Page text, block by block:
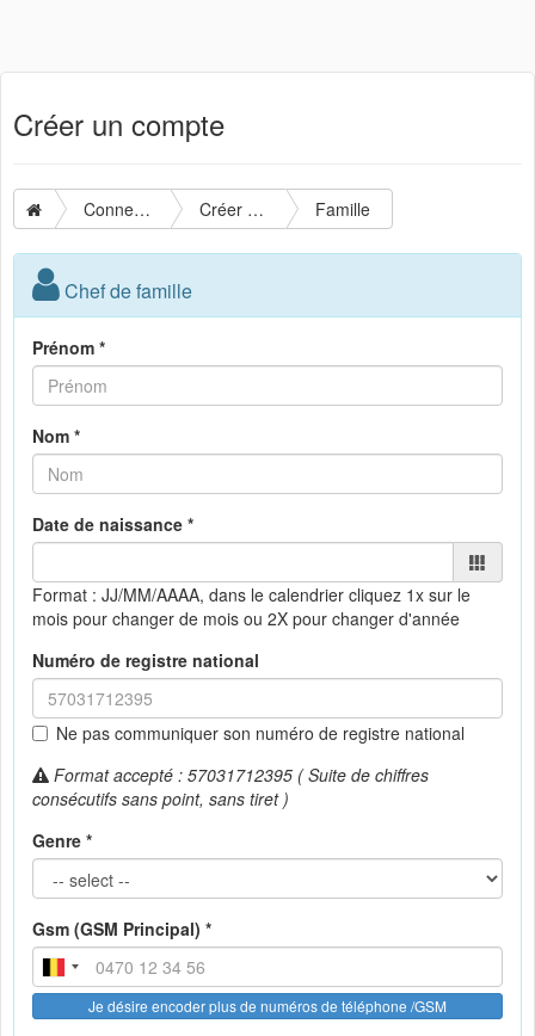
Créer un compte
Connexion Créer un compte Famille
Chef de famille
Prénom *
Nom *
Date de naissance *
Format : JJ/MM/AAAA, dans le calendrier cliquez 1x sur le
mois pour changer de mois ou 2X pour changer d'année
Numéro de registre national
Ne pas communiquer son numéro de registre national
Format accepté : 57031712395 ( Suite de chiffres
consécutifs sans point, sans tiret )
Genre *
Gsm (GSM Principal) *
Je désire encoder plus de numéros de téléphone /GSM